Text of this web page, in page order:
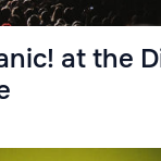
at the